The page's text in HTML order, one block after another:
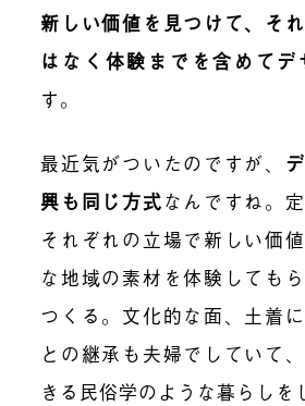
新しい価値を見つけて、そ
はなく体験までを含めてデ
す。
最近気がついたのですが、
興も同じ方式なんですね。
それぞれの立場で新しい価
な地域の素材を体験しても
つくる。文化的な面、土着
との継承も夫婦でしていて
きる民俗学のような暮らしを